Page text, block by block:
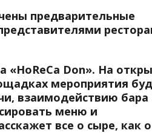
предварительные
«HoReCa Don». На
мероприятия
взаимодействию бара
меню и
все о сыре, как о